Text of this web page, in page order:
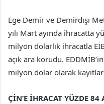
Ege Demir ve Demirdışı
yılı Mart ayında ihracatta
milyon dolarlık ihracatla
açık ara korudu.
milyon dolar olarak
ÇİN’E İHRACAT YÜZDE 84